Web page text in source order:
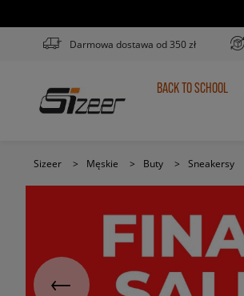
Darmowa dostawa od 350 zł
BACK
BACK TO SCHOOL
Sizeer > Męskie > Buty > Sneakersy